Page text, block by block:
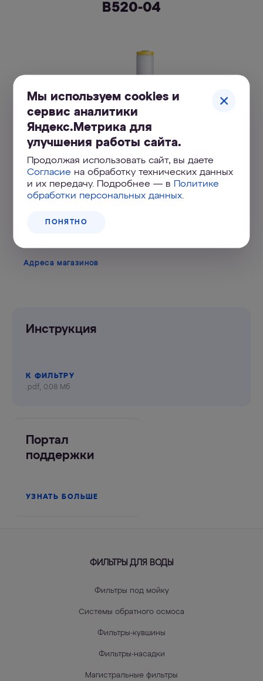
B520-04
Сменный модуль B520-04
4 200 ₽
Адреса магазинов
Инструкция
К ФИЛЬТРУ
.pdf, 0.08 Мб
Портал
поддержки
УЗНАТЬ БОЛЬШЕ
Мы используем cookies и
сервис аналитики
Яндекс.Метрика для
улучшения работы сайта.
Продолжая использовать сайт, вы даете
Согласие на обработку технических данных
и их передачу. Подробнее — в Политике
обработки персональных данных.
ПОНЯТНО
ФИЛЬТРЫ ДЛЯ ВОДЫ
Фильтры под мойку
Системы обратного осмоса
Фильтры-кувшины
Фильтры-насадки
Магистральные фильтры